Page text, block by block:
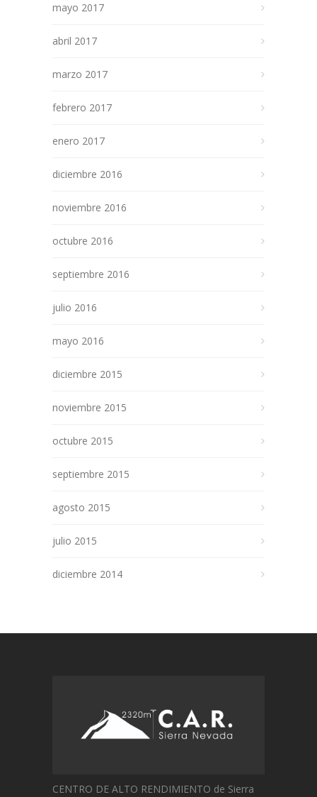
mayo 2017
abril 2017
marzo 2017
febrero 2017
enero 2017
diciembre 2016
noviembre 2016
octubre 2016
septiembre 2016
julio 2016
mayo 2016
diciembre 2015
noviembre 2015
octubre 2015
septiembre 2015
agosto 2015
julio 2015
diciembre 2014
CENTRO DE ALTO RENDIMIENTO de Sierra